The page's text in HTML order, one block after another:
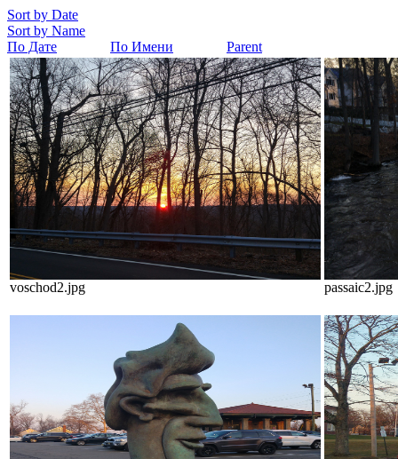
Sort by Date
Sort by Name
По Дате
По Имени Parent
voschod2.jpg passaic2.jpg